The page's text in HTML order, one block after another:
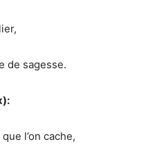
de sagesse.
l’on cache,